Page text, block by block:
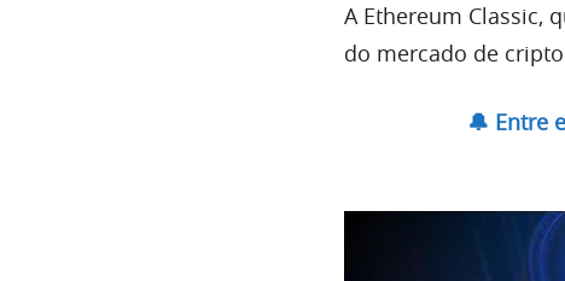
A Ethereum Classic,
do mercado de
🔔 Entre